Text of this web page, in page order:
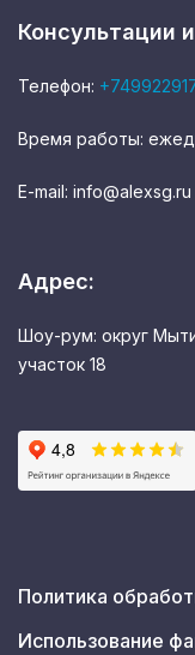
Консультации
Телефон:
Время работы:
E-mail: info@alexsg.ru
Адрес:
Шоу-рум: округ
участок 18
Политика
Использование